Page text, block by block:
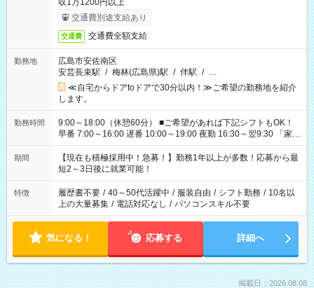
収1万1200円以上
交通費別途支給あり
交通費 交通費全額支給
勤務地
広島市安佐南区
安芸長束駅 / 梅林(広島県)駅 / 伴駅 / …
≪自宅からドアtoドアで30分以内！≫ご希望の勤務地を紹介
します。
勤務時間
9:00～18:00（休憩60分） ■ご希望があれば下記シフトもOK！
早番 7:00～16:00 遅番 10:00～19:00 夜勤 16:30～翌9:30 「家族
と休みを合わせたい」 「余裕を持って夕飯の準備がしたい」
「できれば残業はしたくない」 など、ご希望を教えてください
ね。 ※Wワーク希望の方へ 今ご覧のお仕事で希望する勤務時間
と、もう1つのお仕事の勤務時間。 合計で週40時間を超える場
合は応募できません。
期間
【現在も積極採用中！急募！】勤務1年以上が多数！応募から最
短2～3日後に就業可能！
特徴 履歴書不要 / 40～50代活躍中 / 服装自由 / シフト勤務 / 10名以
上の大量募集 / 電話対応なし / パソコンスキル不要
気になる！ 応募する 詳細へ
掲載日：2026.08.08